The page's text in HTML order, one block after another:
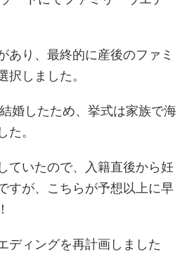
あり、最終的に産後のファミ
択しました。
婚したため、挙式は家族で海
た。
ていたので、入籍直後から妊
すが、こちらが予想以上に早
ディングを再計画しました